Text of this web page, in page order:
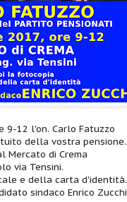
9-12 l'on. Carlo Fatuzzo
della vostra pensione.
Mercato di Crema
via Tensini.
e della carta d'identità.
sindaco Enrico Zucchi